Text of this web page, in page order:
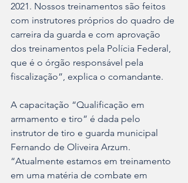
2021. Nossos treinamentos são feitos
com instrutores próprios do quadro de
carreira da guarda e com aprovação
dos treinamentos pela Polícia Federal,
que é o órgão responsável pela
fiscalização”, explica o comandante.
A capacitação “Qualificação em
armamento e tiro” é dada pelo
instrutor de tiro e guarda municipal
Fernando de Oliveira Arzum.
“Atualmente estamos em treinamento
em uma matéria de combate em